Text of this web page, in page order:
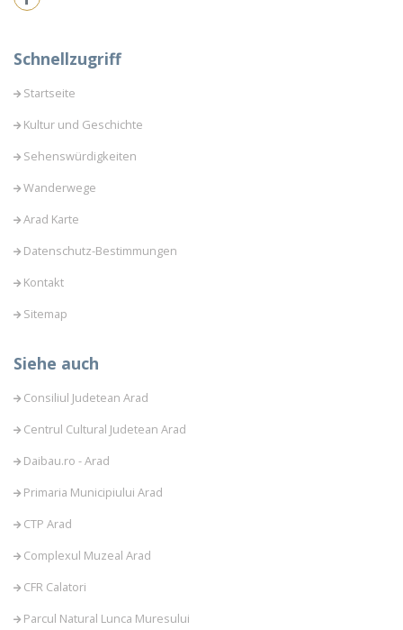
Schnellzugriff
Startseite
Kultur und Geschichte
Sehenswürdigkeiten
Wanderwege
Arad Karte
Datenschutz-Bestimmungen
Kontakt
Sitemap
Siehe auch
Consiliul Judetean Arad
Centrul Cultural Judetean Arad
Daibau.ro - Arad
Primaria Municipiului Arad
CTP Arad
Complexul Muzeal Arad
CFR Calatori
Parcul Natural Lunca Muresului